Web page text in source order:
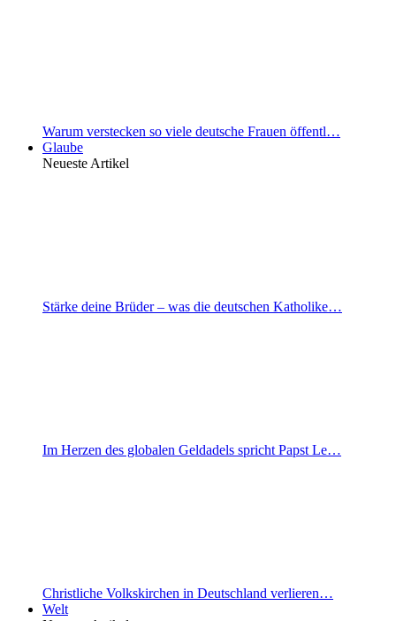
Warum verstecken so viele deutsche Frauen öffentl…
Glaube
Neueste Artikel
Stärke deine Brüder – was die deutschen Katholike…
Im Herzen des globalen Geldadels spricht Papst Le…
Christliche Volkskirchen in Deutschland verlieren…
Welt